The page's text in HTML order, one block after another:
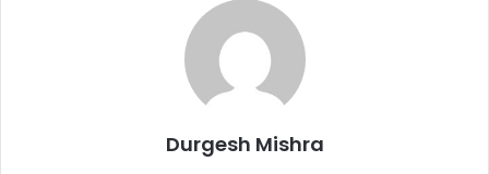
Durgesh Mishra